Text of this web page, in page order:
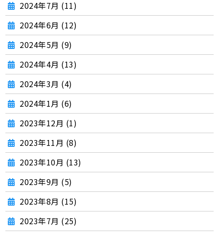
2024年7月 (11)
2024年6月 (12)
2024年5月 (9)
2024年4月 (13)
2024年3月 (4)
2024年1月 (6)
2023年12月 (1)
2023年11月 (8)
2023年10月 (13)
2023年9月 (5)
2023年8月 (15)
2023年7月 (25)